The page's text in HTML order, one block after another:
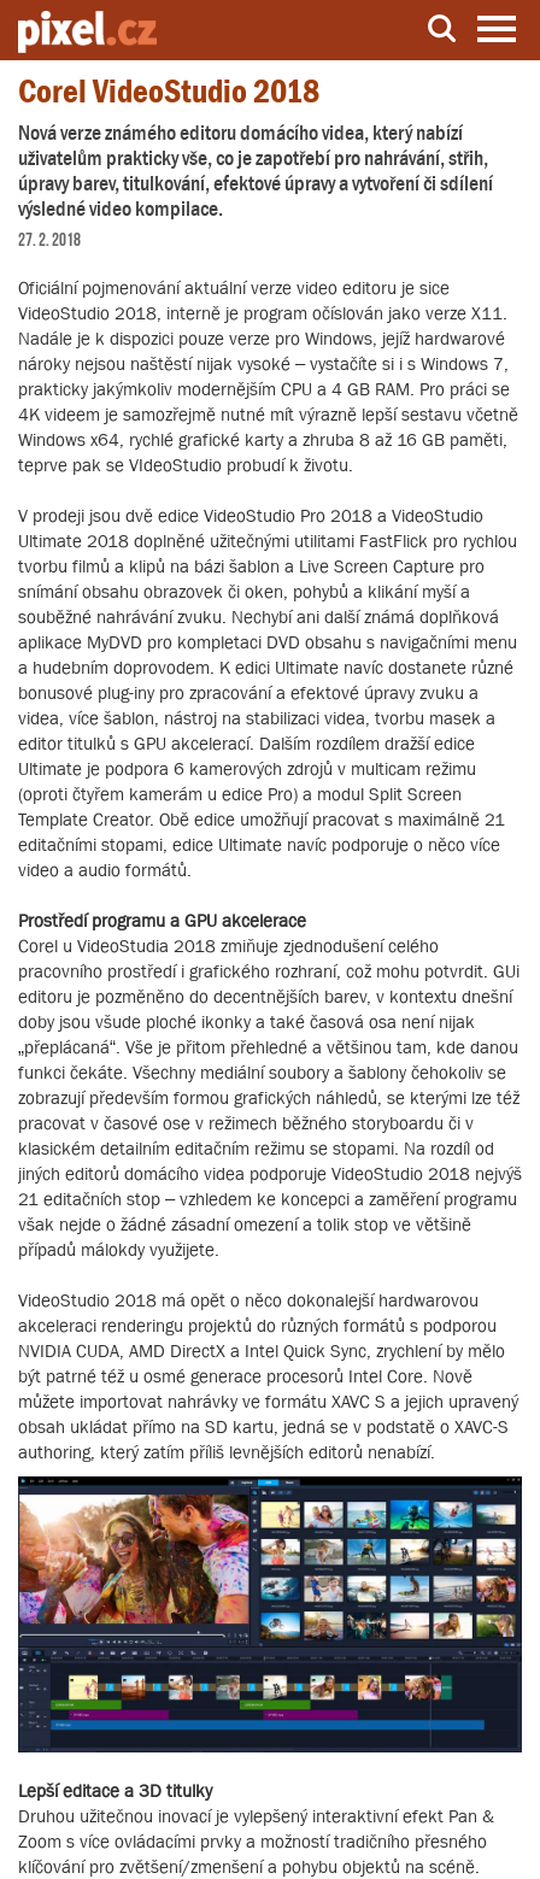
Server o natáčení a zpracování videa
Corel VideoStudio 2018
Nová verze známého editoru domácího videa, který nabízí
uživatelům prakticky vše, co je zapotřebí pro nahrávání, střih,
úpravy barev, titulkování, efektové úpravy a vytvoření či sdílení
výsledné video kompilace.
27. 2. 2018
Oficiální pojmenování aktuální verze video editoru je sice
VideoStudio 2018, interně je program očíslován jako verze X11.
Nadále je k dispozici pouze verze pro Windows, jejíž hardwarové
nároky nejsou naštěstí nijak vysoké – vystačíte si i s Windows 7,
prakticky jakýmkoliv modernějším CPU a 4 GB RAM. Pro práci se
4K videem je samozřejmě nutné mít výrazně lepší sestavu včetně
Windows x64, rychlé grafické karty a zhruba 8 až 16 GB paměti,
teprve pak se VIdeoStudio probudí k životu.
V prodeji jsou dvě edice VideoStudio Pro 2018 a VideoStudio
Ultimate 2018 doplněné užitečnými utilitami FastFlick pro rychlou
tvorbu filmů a klipů na bázi šablon a Live Screen Capture pro
snímání obsahu obrazovek či oken, pohybů a klikání myší a
souběžné nahrávání zvuku. Nechybí ani další známá doplňková
aplikace MyDVD pro kompletaci DVD obsahu s navigačními menu
a hudebním doprovodem. K edici Ultimate navíc dostanete různé
bonusové plug-iny pro zpracování a efektové úpravy zvuku a
videa, více šablon, nástroj na stabilizaci videa, tvorbu masek a
editor titulků s GPU akcelerací. Dalším rozdílem dražší edice
Ultimate je podpora 6 kamerových zdrojů v multicam režimu
(oproti čtyřem kamerám u edice Pro) a modul Split Screen
Template Creator. Obě edice umožňují pracovat s maximálně 21
editačními stopami, edice Ultimate navíc podporuje o něco více
video a audio formátů.
Prostředí programu a GPU akcelerace
Corel u VideoStudia 2018 zmiňuje zjednodušení celého
pracovního prostředí i grafického rozhraní, což mohu potvrdit. GUi
editoru je pozměněno do decentnějších barev, v kontextu dnešní
doby jsou všude ploché ikonky a také časová osa není nijak
„přeplácaná“. Vše je přitom přehledné a většinou tam, kde danou
funkci čekáte. Všechny mediální soubory a šablony čehokoliv se
zobrazují především formou grafických náhledů, se kterými lze též
pracovat v časové ose v režimech běžného storyboardu či v
klasickém detailním editačním režimu se stopami. Na rozdíl od
jiných editorů domácího videa podporuje VideoStudio 2018 nejvýš
21 editačních stop – vzhledem ke koncepci a zaměření programu
však nejde o žádné zásadní omezení a tolik stop ve většině
případů málokdy využijete.
VideoStudio 2018 má opět o něco dokonalejší hardwarovou
akceleraci renderingu projektů do různých formátů s podporou
NVIDIA CUDA, AMD DirectX a Intel Quick Sync, zrychlení by mělo
být patrné též u osmé generace procesorů Intel Core. Nově
můžete importovat nahrávky ve formátu XAVC S a jejich upravený
obsah ukládat přímo na SD kartu, jedná se v podstatě o XAVC-S
authoring, který zatím příliš levnějších editorů nenabízí.
Lepší editace a 3D titulky
Druhou užitečnou inovací je vylepšený interaktivní efekt Pan &
Zoom s více ovládacími prvky a možností tradičního přesného
klíčování pro zvětšení/zmenšení a pohybu objektů na scéně.